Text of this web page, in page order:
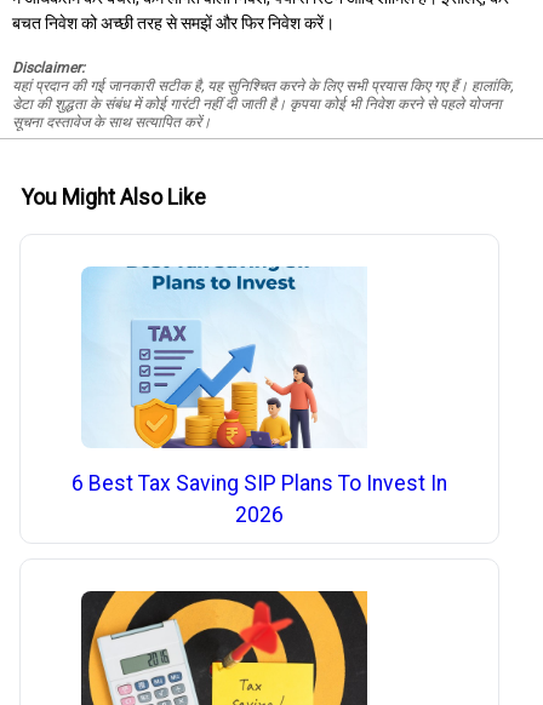
बचत निवेश को अच्छी तरह से समझें और फिर निवेश करें।
Disclaimer:
यहां प्रदान की गई जानकारी सटीक है, यह सुनिश्चित करने के लिए सभी प्रयास किए गए हैं। हालांकि,
डेटा की शुद्धता के संबंध में कोई गारंटी नहीं दी जाती है। कृपया कोई भी निवेश करने से पहले योजना
सूचना दस्तावेज के साथ सत्यापित करें।
You Might Also Like
6 Best Tax Saving SIP Plans To Invest In
2026